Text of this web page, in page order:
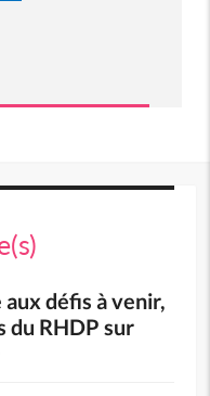
défis à venir,
du RHDP sur